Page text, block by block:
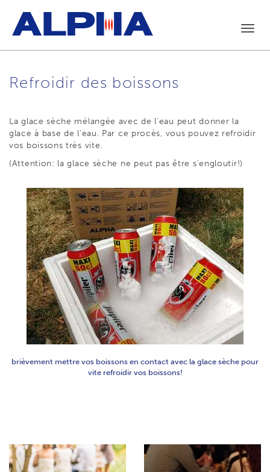
Refroidir des boissons
La glace sèche mélangée avec de l'eau peut donner la
glace à base de l'eau. Par ce procès, vous pouvez refroidir
vos boissons très vite.
(Attention: la glace sèche ne peut pas être s'engloutir!)
brièvement mettre vos boissons en contact avec la glace sèche pour
vite refroidir vos boissons!